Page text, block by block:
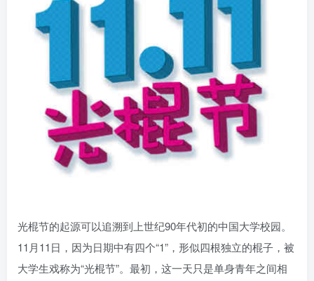
光棍节的起源可以追溯到上世纪90年代初的中国大学校园。
11月11日，因为日期中有四个“1”，形似四根独立的棍子，被
大学生戏称为“光棍节”。最初，这一天只是单身青年之间相